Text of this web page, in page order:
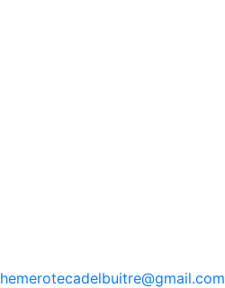
hemerotecadelbuitre@gmail.com